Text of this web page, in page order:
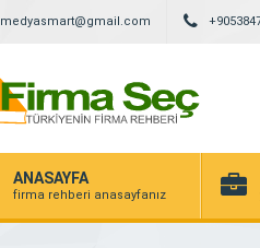
medyasmart@gmail.com
ANASAYFA
firma rehberi anasayfanız